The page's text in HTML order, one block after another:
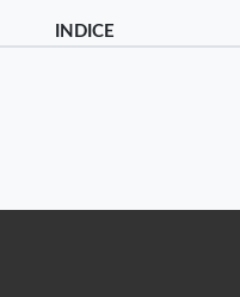
INDICE